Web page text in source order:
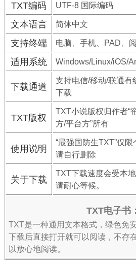
TXT编码 UTF-8 国际编码
文本语言 简体中文
支持终端 电脑、手机、PAD、
适用系统 Windows/Linux/iOS/
下载通道
支持电信/移动/联通有
下载
TXT版权
TXT小说版权归作者“
方/平台方”所有
使用说明
“最强国防生TXT”仅
请自行删除
关于下载
TXT下载速度会受本
请耐心等候。
TXT电子书：
TXT是一种通用文本格式，绿色免
下载后直接打开就可以阅读，不存
以放心地阅读。